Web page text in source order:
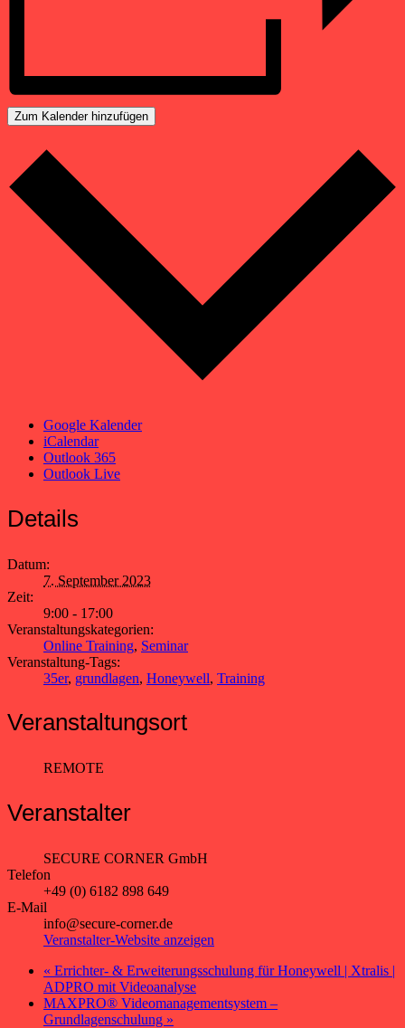
Zum Kalender hinzufügen
Google Kalender
iCalendar
Outlook 365
Outlook Live
Details
Datum:
7. September 2023
Zeit:
9:00 - 17:00
Veranstaltungskategorien:
Online Training, Seminar
Veranstaltung-Tags:
35er, grundlagen, Honeywell, Training
Veranstaltungsort
REMOTE
Veranstalter
SECURE CORNER GmbH
Telefon
+49 (0) 6182 898 649
E-Mail
info@secure-corner.de
Veranstalter-Website anzeigen
« Errichter- & Erweiterungsschulung für Honeywell | Xtralis |
ADPRO mit Videoanalyse
MAXPRO® Videomanagementsystem –
Grundlagenschulung »